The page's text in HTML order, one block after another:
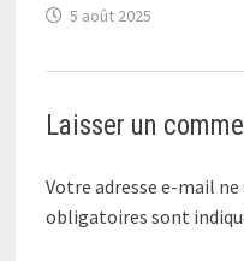
5 août 2025
Laisser un
Votre adresse e-mail ne
obligatoires sont